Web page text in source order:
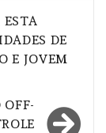
ESTA
DE
E JOVEM